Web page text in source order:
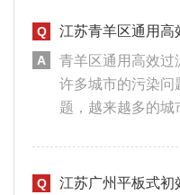
江苏青羊区通用高
青羊区通用高效过
许多城市的污染问
题，越来越多的城
江苏广州平板式初